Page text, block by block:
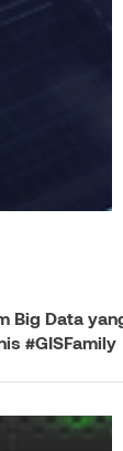
Big Data yang
#GISFamily